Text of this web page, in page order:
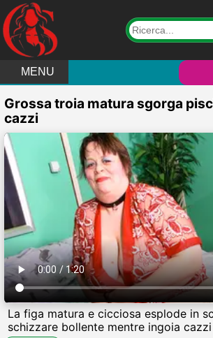
MENU
Grossa troia matura sgorga
cazzi
La figa matura e cicciosa esplode in
schizzare bollente mentre ingoia